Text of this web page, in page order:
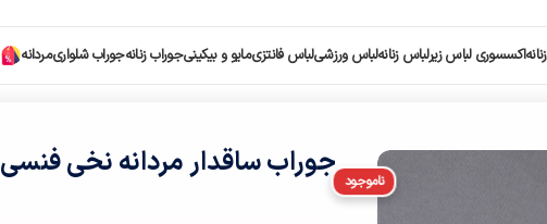
اکسسوری لباس زیرلباس زنانهلباس ورزشیلباس فانتزیمایو و بیکینیجوراب زنانهجوراب شلواریمردانه
ناموجود جوراب ساقدار مردانه نخی فنسی fancy کد 4008